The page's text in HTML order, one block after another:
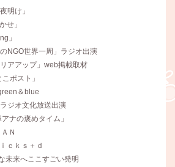
明け」
せ」
」
NGO世界一周」ラジオ出演
アアップ」web掲載取材
ポスト」
＆blue
ジオ文化放送出演
ナの褒めタイム」
ＡＮ
ｃｋｓ＋ｄ
未来へここすごい発明